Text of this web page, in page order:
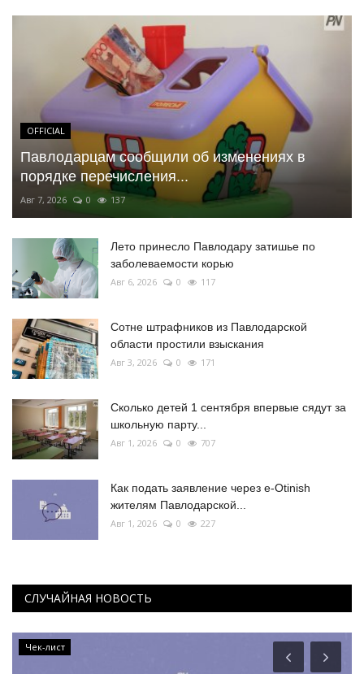
OFFICIAL
Павлодарцам сообщили об изменениях в
порядке перечисления...
Авг 7, 2026 0 137
Лето принесло Павлодару затишье по
заболеваемости корью
Авг 6, 2026 0 117
Сотне штрафников из Павлодарской
области простили взыскания
Авг 3, 2026 0 171
Сколько детей 1 сентября впервые сядут за
школьную парту...
Авг 1, 2026 0 707
Как подать заявление через e-Otinish
жителям Павлодарской...
Авг 1, 2026 0 227
СЛУЧАЙНАЯ НОВОСТЬ
Чек-лист